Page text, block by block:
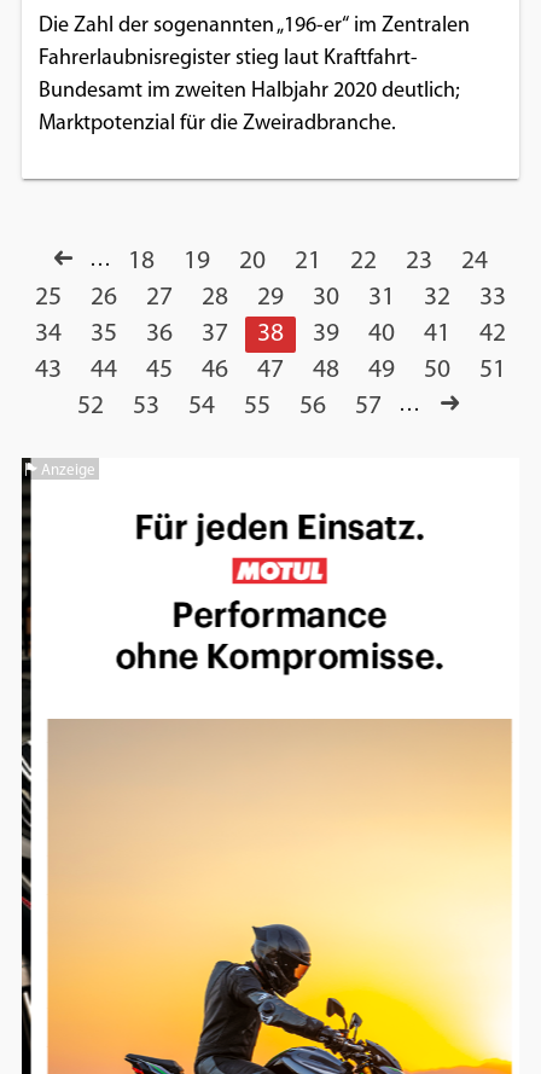
Die Zahl der sogenannten „196-er“ im Zentralen
Fahrerlaubnisregister stieg laut Kraftfahrt-
Bundesamt im zweiten Halbjahr 2020 deutlich;
Marktpotenzial für die Zweiradbranche.
… 18 19 20 21 22 23
24
25
26 27 28 29 30 31 32
33
34
35 36 37 38 39 40 41
42
43
44 45 46 47 48 49 50
51
52
53 54 55 56 57 …
Anzeige